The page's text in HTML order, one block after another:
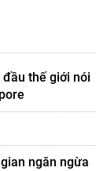
thế giới nói
ngăn ngừa